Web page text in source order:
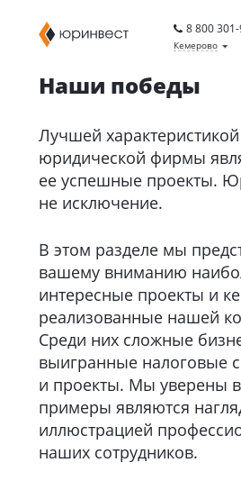
8 800
Кемерово
Наши победы
Лучшей
юридической фирмы
ее успешные проекты.
не исключение.
В этом разделе мы
вашему вниманию
интересные проекты и
реализованные нашей
Среди них сложные
выигранные налоговые
и проекты. Мы уверены в
примеры являются
иллюстрацией
наших сотрудников.